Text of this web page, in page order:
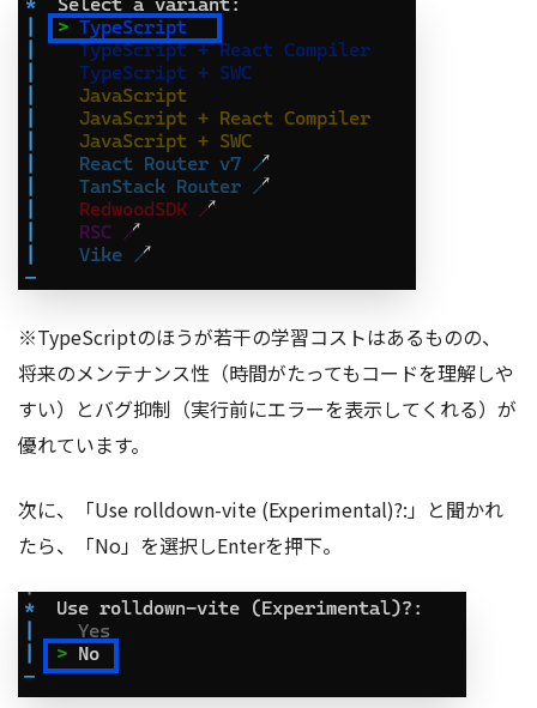
※TypeScriptのほうが若干の学習コストはあるものの、
将来のメンテナンス性（時間がたってもコードを理解しや
すい）とバグ抑制（実行前にエラーを表示してくれる）が
優れています。
次に、「Use rolldown-vite (Experimental)?:」と聞かれ
たら、「No」を選択しEnterを押下。